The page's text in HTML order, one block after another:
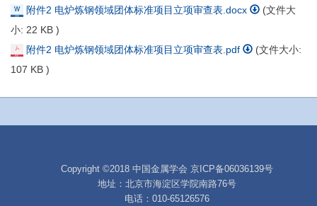
附件2 电炉炼钢领域团体标准项目立项审查表.docx
(文件大
小: 22 KB )
附件2 电炉炼钢领域团体标准项目立项审查表.pdf
(文件大小:
107 KB )
Copyright ©2018 中国金属学会京ICP备06036139号
地址：北京市海淀区学院南路76号
电话：010-65126576